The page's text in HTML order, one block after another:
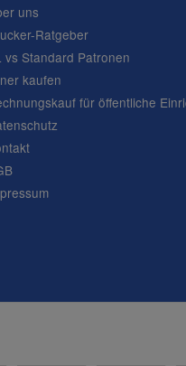
uns
Ratgeber
vs Standard Patronen
kaufen
für öffentliche